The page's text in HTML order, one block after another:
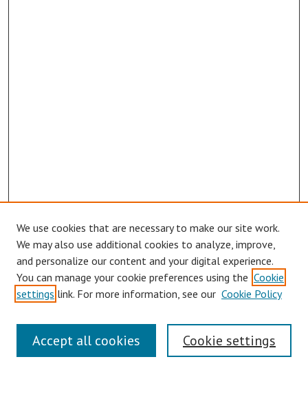
Journal Home
About This Journal
Authors Guidelines
We use cookies that are necessary to make our site work.
We may also use additional cookies to analyze, improve,
and personalize our content and your digital experience.
You can manage your cookie preferences using the Cookie
settings link. For more information, see our Cookie Policy
Cookie settings
Accept all cookies